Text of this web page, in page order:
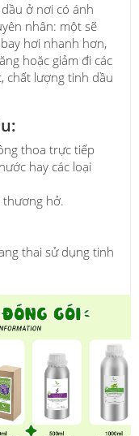
ở nơi có ánh
nhân: một sẽ
hơi nhanh hơn,
hoặc giảm đi các
chất lượng tinh dầu
thoa trực tiếp
hay các loại
thương hở.
thai sử dụng tinh